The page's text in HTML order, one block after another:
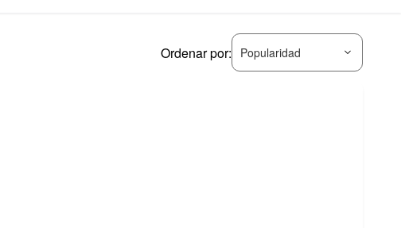
Ordenar por: Popularidad